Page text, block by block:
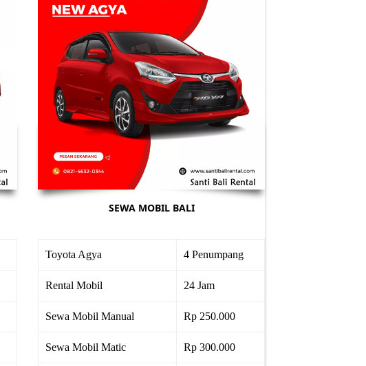
SEWA MOBIL BALI
Toyota Agya 4 Penumpang
Rental Mobil 24 Jam
Sewa Mobil Manual Rp 250.000
Sewa Mobil Matic Rp 300.000